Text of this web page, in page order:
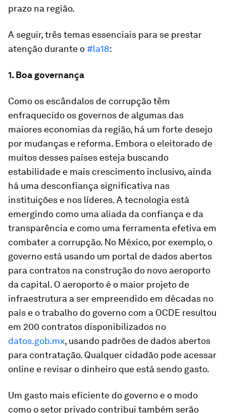
prazo na região.
A seguir, três temas essenciais para se prestar
atenção durante o#la18:
1. Boa governança
Como os escândalos de corrupção têm
enfraquecido os governos de algumas das
maiores economias da região, há um forte desejo
por mudanças e reforma. Embora o eleitorado de
muitos desses países esteja buscando
estabilidade e mais crescimento inclusivo, ainda
há uma desconfiança significativa nas
instituições e nos líderes. A tecnologia está
emergindo como uma aliada da confiança e da
transparência e como uma ferramenta efetiva em
combater a corrupção. No México, por exemplo, o
governo está usando um portal de dados abertos
para contratos na construção do novo aeroporto
da capital. O aeroporto é o maior projeto de
infraestrutura a ser empreendido em décadas no
país e o trabalho do governo com a OCDE resultou
em 200 contratos disponibilizados no
datos.gob.mx, usando padrões de dados abertos
para contratação. Qualquer cidadão pode acessar
online e revisar o dinheiro que está sendo gasto.
Um gasto mais eficiente do governo e o modo
como o setor privado contribui também serão